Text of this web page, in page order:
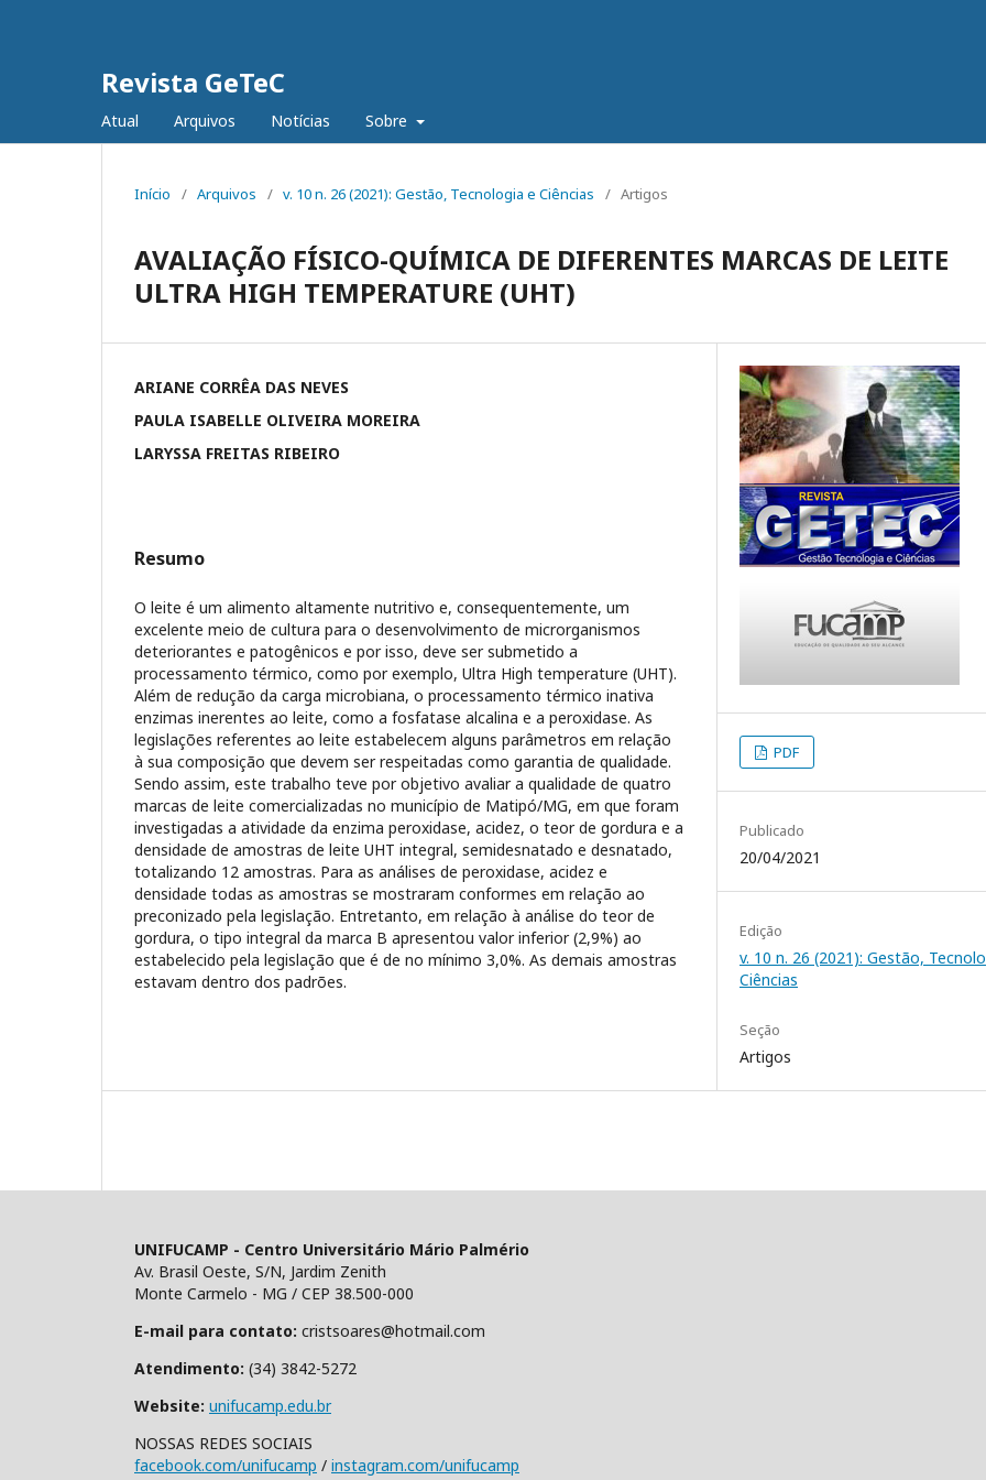
Revista GeTeC
Atual Arquivos Notícias Sobre
Início / Arquivos / v. 10 n. 26 (2021): Gestão, Tecnologia e Ciências / Artigos
AVALIAÇÃO FÍSICO-QUÍMICA DE DIFERENTES MARCAS DE LEITE
ULTRA HIGH TEMPERATURE (UHT)
ARIANE CORRÊA DAS NEVES
PAULA ISABELLE OLIVEIRA MOREIRA
LARYSSA FREITAS RIBEIRO
Resumo
O leite é um alimento altamente nutritivo e, consequentemente, um
excelente meio de cultura para o desenvolvimento de microrganismos
deteriorantes e patogênicos e por isso, deve ser submetido a
processamento térmico, como por exemplo, Ultra High temperature (UHT).
Além de redução da carga microbiana, o processamento térmico inativa
enzimas inerentes ao leite, como a fosfatase alcalina e a peroxidase. As
legislações referentes ao leite estabelecem alguns parâmetros em relação
à sua composição que devem ser respeitadas como garantia de qualidade.
Sendo assim, este trabalho teve por objetivo avaliar a qualidade de quatro
marcas de leite comercializadas no município de Matipó/MG, em que foram
investigadas a atividade da enzima peroxidase, acidez, o teor de gordura e a
densidade de amostras de leite UHT integral, semidesnatado e desnatado,
totalizando 12 amostras. Para as análises de peroxidase, acidez e
densidade todas as amostras se mostraram conformes em relação ao
preconizado pela legislação. Entretanto, em relação à análise do teor de
gordura, o tipo integral da marca B apresentou valor inferior (2,9%) ao
estabelecido pela legislação que é de no mínimo 3,0%. As demais amostras
estavam dentro dos padrões.
PDF
Publicado
20/04/2021
Edição
v. 10 n. 26 (2021): Gestão,
Ciências
Seção
Artigos
UNIFUCAMP - Centro Universitário Mário Palmério
Av. Brasil Oeste, S/N, Jardim Zenith
Monte Carmelo - MG / CEP 38.500-000
E-mail para contato: cristsoares@hotmail.com
Atendimento: (34) 3842-5272
Website: unifucamp.edu.br
NOSSAS REDES SOCIAIS
facebook.com/unifucamp / instagram.com/unifucamp